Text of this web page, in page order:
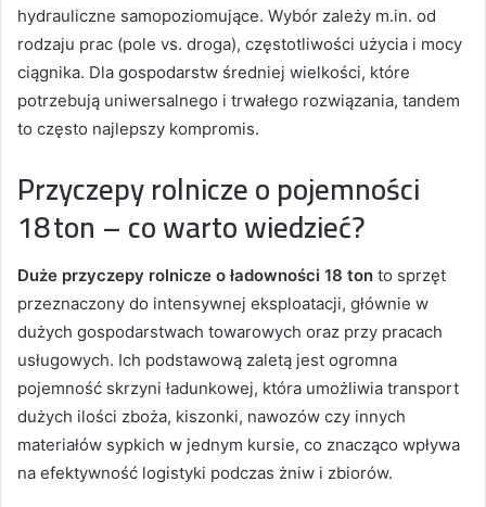
hydrauliczne samopoziomujące. Wybór zależy m.in. od
rodzaju prac (pole vs. droga), częstotliwości użycia i mocy
ciągnika. Dla gospodarstw średniej wielkości, które
potrzebują uniwersalnego i trwałego rozwiązania, tandem
to często najlepszy kompromis.
Przyczepy rolnicze o pojemności
18 ton – co warto wiedzieć?
Duże przyczepy rolnicze o ładowności 18 ton to sprzęt
przeznaczony do intensywnej eksploatacji, głównie w
dużych gospodarstwach towarowych oraz przy pracach
usługowych. Ich podstawową zaletą jest ogromna
pojemność skrzyni ładunkowej, która umożliwia transport
dużych ilości zboża, kiszonki, nawozów czy innych
materiałów sypkich w jednym kursie, co znacząco wpływa
na efektywność logistyki podczas żniw i zbiorów.